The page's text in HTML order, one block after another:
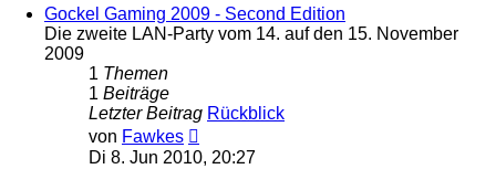
Gockel Gaming 2009 - Second Edition
Die zweite LAN-Party vom 14. auf den 15. November
2009
1 Themen
1 Beiträge
Letzter Beitrag Rückblick
von Fawkes
Beitrag
Di 8. Jun 2010, 20:27